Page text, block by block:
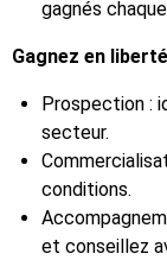
gagnés
Gagnez en
Prospection :
secteur.
conditions.
et conseillez